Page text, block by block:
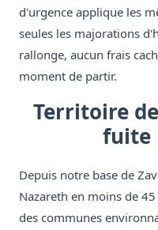
d'urgence applique les
seules les majorations
rallonge, aucun frais
moment de partir.
Territoire
fuite
Depuis notre base de
Nazareth en moins de
des communes